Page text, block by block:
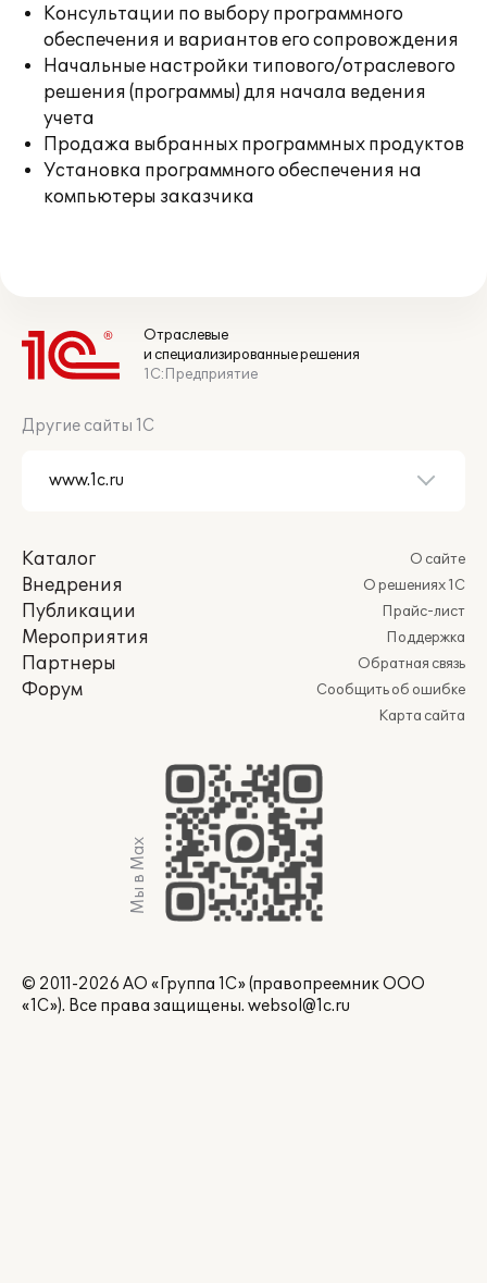
Консультации по выбору программного
обеспечения и вариантов его сопровождения
Начальные настройки типового/отраслевого
решения (программы) для начала ведения
учета
Продажа выбранных программных продуктов
Установка программного обеспечения на
компьютеры заказчика
Отраслевые
и специализированные решения
1С:Предприятие
Другие сайты 1С
Каталог
Внедрения
Публикации
Мероприятия
Партнеры
Форум
О сайте
О решениях 1С
Прайс-лист
Поддержка
Обратная связь
Сообщить об ошибке
Карта сайта
Мы в Max
© 2011-2026 АО «Группа 1С» (правопреемник ООО
«1С»). Все права защищены. websol@1c.ru